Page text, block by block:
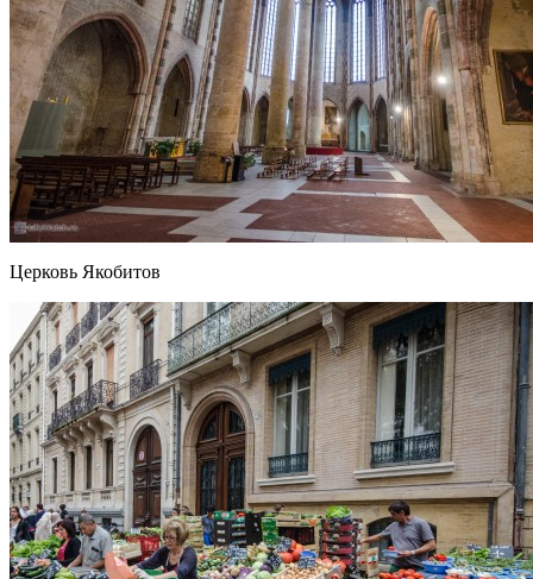
Церковь Якобитов